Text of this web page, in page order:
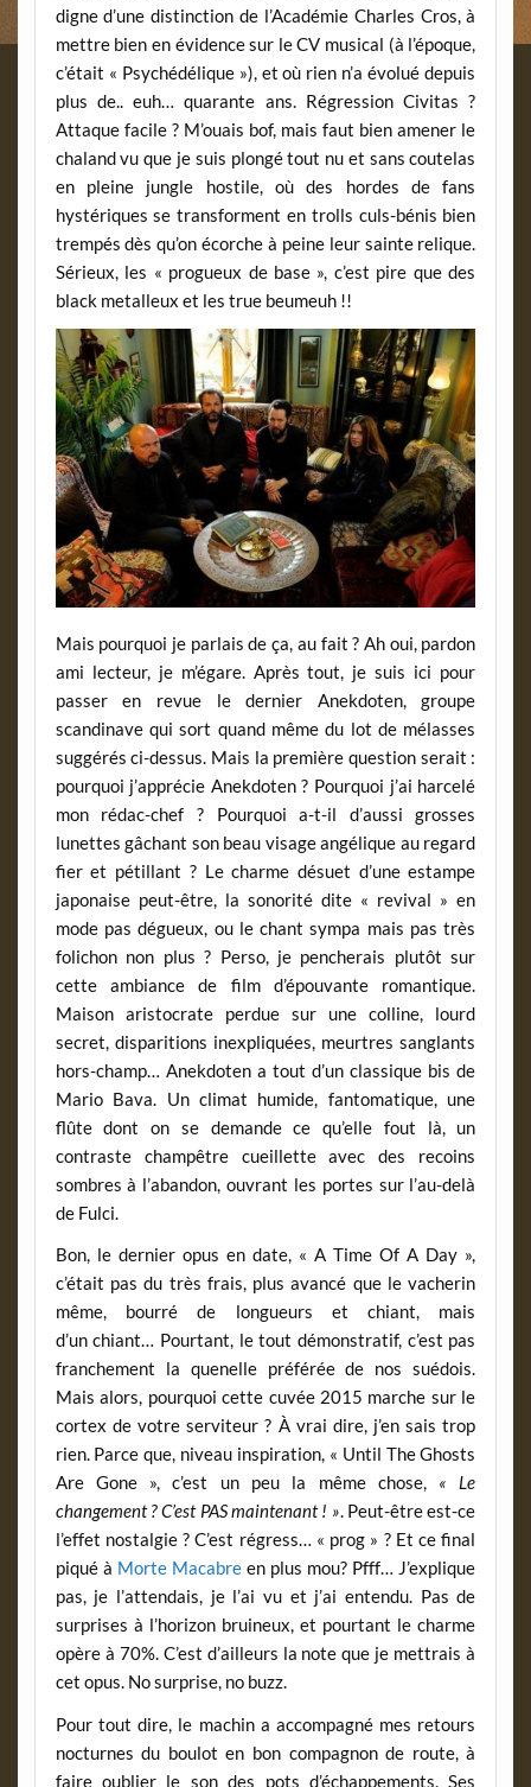
digne d’une distinction de l’Académie Charles Cros, à
mettre bien en évidence sur le CV musical (à l’époque,
c’était « Psychédélique »), et où rien n’a évolué depuis
plus de.. euh… quarante ans. Régression Civitas ?
Attaque facile ? M’ouais bof, mais faut bien amener le
chaland vu que je suis plongé tout nu et sans coutelas
en pleine jungle hostile, où des hordes de fans
hystériques se transforment en trolls culs-bénis bien
trempés dès qu’on écorche à peine leur sainte relique.
Sérieux, les « progueux de base », c’est pire que des
black metalleux et les true beumeuh !!
Mais pourquoi je parlais de ça, au fait ? Ah oui, pardon
ami lecteur, je m’égare. Après tout, je suis ici pour
passer en revue le dernier Anekdoten, groupe
scandinave qui sort quand même du lot de mélasses
suggérés ci-dessus. Mais la première question serait :
pourquoi j’apprécie Anekdoten ? Pourquoi j’ai harcelé
mon rédac-chef ? Pourquoi a-t-il d’aussi grosses
lunettes gâchant son beau visage angélique au regard
fier et pétillant ? Le charme désuet d’une estampe
japonaise peut-être, la sonorité dite « revival » en
mode pas dégueux, ou le chant sympa mais pas très
folichon non plus ? Perso, je pencherais plutôt sur
cette ambiance de film d’épouvante romantique.
Maison aristocrate perdue sur une colline, lourd
secret, disparitions inexpliquées, meurtres sanglants
hors-champ… Anekdoten a tout d’un classique bis de
Mario Bava. Un climat humide, fantomatique, une
flûte dont on se demande ce qu’elle fout là, un
contraste champêtre cueillette avec des recoins
sombres à l’abandon, ouvrant les portes sur l’au-delà
de Fulci.
Bon, le dernier opus en date, « A Time Of A Day »,
c’était pas du très frais, plus avancé que le vacherin
même, bourré de longueurs et chiant, mais
d’un chiant… Pourtant, le tout démonstratif, c’est pas
franchement la quenelle préférée de nos suédois.
Mais alors, pourquoi cette cuvée 2015 marche sur le
cortex de votre serviteur ? À vrai dire, j’en sais trop
rien. Parce que, niveau inspiration, « Until The Ghosts
Are Gone », c’est un peu la même chose, « Le
changement ? C’est PAS maintenant ! ». Peut-être est-ce
l’effet nostalgie ? C’est régress… « prog » ? Et ce final
piqué à Morte Macabreen plus mou? Pfff… J’explique
pas, je l’attendais, je l’ai vu et j’ai entendu. Pas de
surprises à l’horizon bruineux, et pourtant le charme
opère à 70%. C’est d’ailleurs la note que je mettrais à
cet opus. No surprise, no buzz.
Pour tout dire, le machin a accompagné mes retours
nocturnes du boulot en bon compagnon de route, à
faire oublier le son des pots d’échappements. Ses